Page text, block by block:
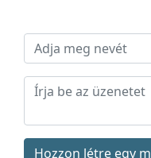
Hozzon létre egy